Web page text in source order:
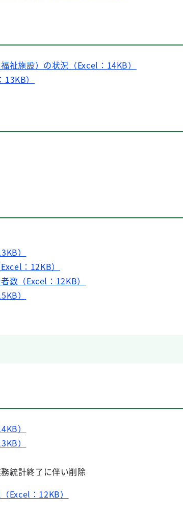
祉施設）の状況（Excel：14KB）
）
）
：12KB）
数（Excel：12KB）
）
）
）
統計終了に伴い削除
Excel：12KB）